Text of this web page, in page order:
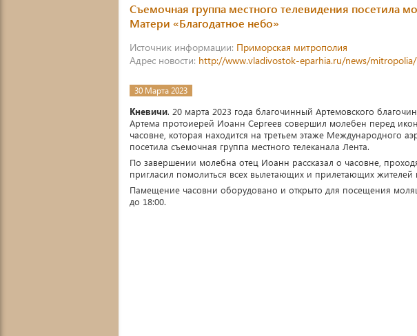
Cъемочная группа местного телевидения посетила
Матери «Благодатное небо»
Источник информации: Приморская митрополия
Адрес новости: http://www.vladivostok-eparhia.ru/news/
30 Марта 2023
Кневичи. 20 марта 2023 года благочинный Артемовского
Артема протоиерей Иоанн Сергеев совершил молебен перед
часовне, которая находится на третьем этаже Международного
посетила съемочная группа местного телеканала Лента.
По завершении молебна отец Иоанн рассказал о часовне,
пригласил помолиться всех вылетающих и прилетающих жителей
Памещение часовни оборудовано и открыто для посещения
до 18:00.